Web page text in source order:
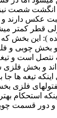
انگشت شصت
عکس دارند
قطر کمتر
): این بخش
بخش چوبی و
نتصل است و
اند و بخش
اینکه تیغه ها
فلزی
استحکام
و دور قسمت